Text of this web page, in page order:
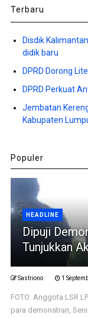
Terbaru
Disdik
didik baru
DPRD Dorong
DPRD Perkuat
Jembatan
Kabupaten
Populer
HEADLINE
Dipuji
Tunjukkan
Sastriono 1
FOTO: Anggota LSR
para demonstran,